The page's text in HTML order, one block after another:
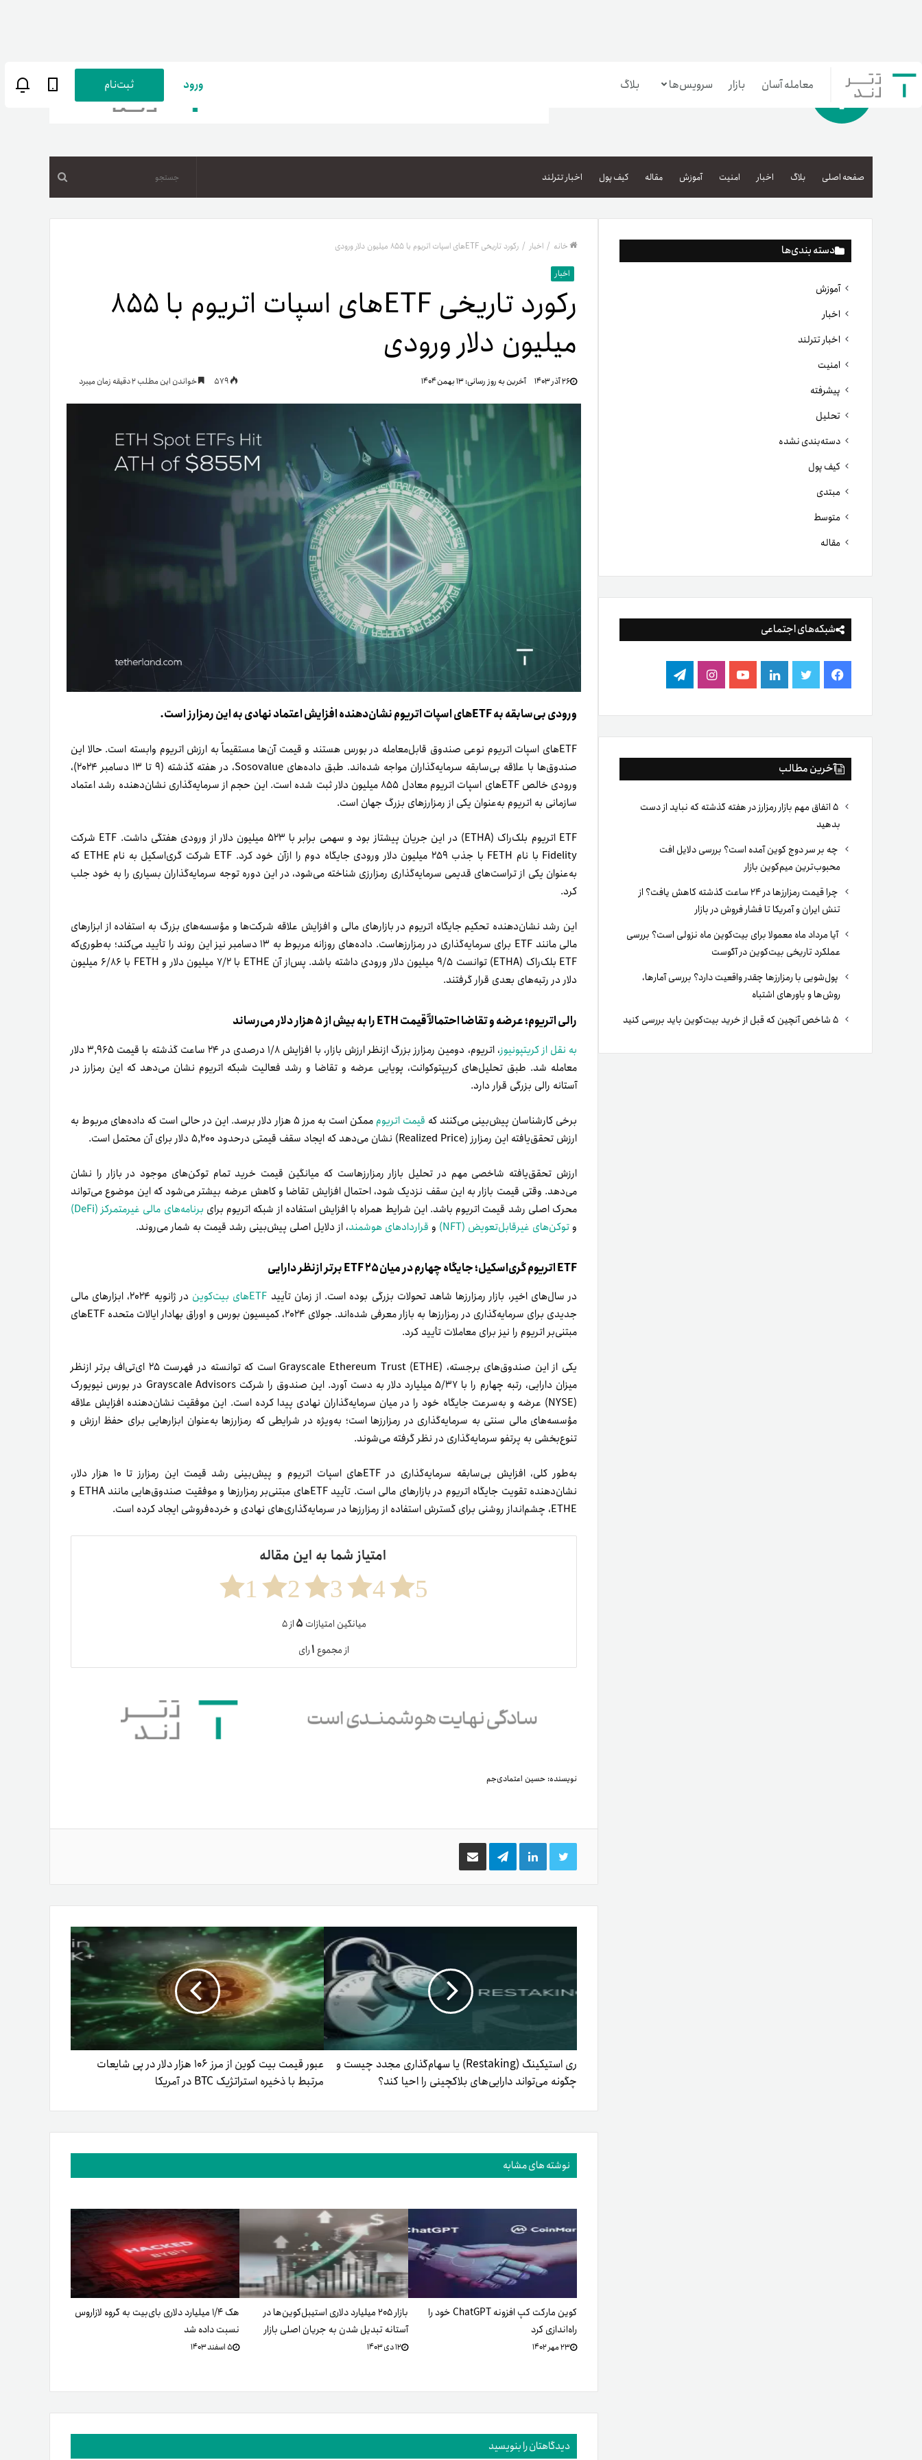
معامله آسان بازار سرویس‌ها
بازار تترلند
سرمایه‌گذاری آسان
پاداش کیف‌پول تومانی
مهر تترلند
بلاگ
زبان پارسی
حساب‌های بانکی
ورود ثبت‌نام
صفحه اصلی بلاگ اخبار امنیت آموزش مقاله کیف پول اخبار تترلند
دسته بندی‌ها
آموزش
اخبار
اخبار تترلند
امنیت
پیشرفته
تحلیل
دسته‌بندی نشده
کیف پول
مبتدی
متوسط
مقاله
شبکه‌های اجتماعی
فیس
بوک
توییتر لینکدینیوتیوباینستاگرام
تلگرام
آخرین مطالب
۵ اتفاق مهم بازار رمزارز در هفته گذشته که نباید از دست
بدهید
چه بر سر دوج کوین آمده است؟ بررسی دلایل افت
محبوب‌ترین میم‌کوین بازار
چرا قیمت رمزارزها در ۲۴ ساعت گذشته کاهش یافت؟ از
تنش ایران و آمریکا تا فشار فروش در بازار
آیا مرداد ماه معمولا برای بیت‌کوین ماه نزولی است؟ بررسی
عملکرد تاریخی بیت‌کوین در آگوست
پول‌شویی با رمزارزها چقدر واقعیت دارد؟ بررسی آمارها،
روش‌ها و باورهای اشتباه
خانه / اخبار / رکورد تاریخی ETFهای اسپات اتریوم با ۸۵۵ میلیون دلار ورودی
اخبار
رکورد تاریخی ETFهای اسپات اتریوم با ۸۵۵
میلیون دلار ورودی
۲۶ آذر ۱۴۰۳ آخرین به روز رسانی:۱۳ بهمن ۱۴۰۴ خواندن این مطلب 2 دقیقه زمان میبرد
ورودی بی‌سابقه به ETFهای اسپات اتریوم نشان‌دهنده افزایش اعتماد نهادی به این رمزارز است.
ETFهای اسپات اتریوم نوعی صندوق قابل‌معامله در بورس هستند و قیمت آن‌ها مستقیماً به ارزش اتریوم وابسته است. حالا این
صندوق‌ها با علاقه بی‌سابقه سرمایه‌گذاران مواجه شده‌اند. طبق داده‌های Sosovalue، در هفته گذشته (۹ تا ۱۳ دسامبر ۲۰۲۴)،
ورودی خالص ETFهای اسپات اتریوم معادل ۸۵۵ میلیون دلار ثبت شده است. این حجم از سرمایه‌گذاری نشان‌دهنده رشد اعتماد
سازمانی به اتریوم به‌عنوان یکی از رمزارزهای بزرگ‌ جهان است.
ETF اتریوم بلک‌راک (ETHA) در این جریان پیشتاز بود و سهمی برابر با ۵۲۳ میلیون دلار از ورودی هفتگی داشت. ETF شرکت
Fidelity با نام FETH با جذب ۲۵۹ میلیون دلار ورودی جایگاه دوم را ازآن خود کرد. ETF شرکت گری‌اسکیل به نام ETHE که
به‌عنوان یکی از تراست‌های قدیمی‌ سرمایه‌گذاری رمزارزی شناخته می‌شود، در این دوره توجه سرمایه‌گذاران بسیاری را به خود جلب
کرد.
این رشد نشان‌دهنده تحکیم جایگاه اتریوم در بازارهای مالی و افزایش علاقه شرکت‌ها و مؤسسه‌های بزرگ به استفاده از ابزارهای
مالی مانند ETF برای سرمایه‌گذاری در رمزارزهاست. داده‌های روزانه مربوط به ۱۳ دسامبر نیز این روند را تأیید می‌کند؛ به‌طوری‌که
ETF بلک‌راک (ETHA) توانست ۹/۵ میلیون دلار ورودی داشته باشد. پس‌از آن ETHE با ۷/۲ میلیون دلار و FETH با ۶/۸۶ میلیون
دلار در رتبه‌های بعدی قرار گرفتند.
رالی اتریوم؛ عرضه و تقاضا احتمالاً قیمت ETH را به بیش از ۵ هزار دلار می‌رساند
به نقل از کریتپونیوز
، اتریوم، دومین رمزارز بزرگ از‌نظر ارزش بازار، با افزایش ۱/۸ درصدی در ۲۴ ساعت گذشته با قیمت ۳,۹۶۵ دلار
معامله شد. طبق تحلیل‌های کریپتوکوانت‌، پویایی عرضه و تقاضا و رشد فعالیت شبکه اتریوم نشان می‌دهد که این رمزارز در
آستانه رالی بزرگی قرار دارد.
برخی کارشناسان پیش‌بینی می‌کنند که قیمت اتریوم
ممکن است به مرز ۵ هزار دلار برسد. این در حالی‌ است که داده‌های مربوط به
ارزش تحقق‌یافته این رمزارز (Realized Price) نشان می‌دهد که ایجاد سقف قیمتی درحدود ۵,۲۰۰ دلار برای آن محتمل است.
ارزش تحقق‌یافته شاخصی مهم در تحلیل بازار رمزارزهاست که میانگین قیمت خرید تمام توکن‌های موجود در بازار را نشان
می‌دهد. وقتی قیمت بازار به این سقف نزدیک شود، احتمال افزایش تقاضا و کاهش عرضه بیشتر می‌شود که این موضوع می‌تواند
محرک اصلی رشد قیمت اتریوم باشد. این شرایط همراه با افزایش استفاده از شبکه اتریوم برای برنامه‌های مالی غیرمتمرکز (DeFi)
و توکن‌های غیرقابل‌تعویض (NFT) و قراردادهای هوشمند، از دلایل اصلی پیش‌بینی رشد قیمت به شمار می‌روند.
ETF اتریوم گری‌اسکیل؛ جایگاه چهارم در میان ۲۵ ETF برتر از‌نظر دارایی
در سال‌های اخیر، بازار رمزارزها شاهد تحولات بزرگی بوده است. از زمان تأیید ETFهای بیت‌کوین
در ژانویه ۲۰۲۴، ابزارهای مالی
جدیدی برای سرمایه‌گذاری در رمزارزها به بازار معرفی شده‌اند. جولای ۲۰۲۴، کمیسیون بورس و اوراق بهادار ایالات متحده ETFهای
مبتنی‌بر اتریوم را نیز برای معاملات تأیید کرد.
یکی از این صندوق‌های برجسته، Grayscale Ethereum Trust (ETHE) است که توانسته در فهرست ۲۵ ای‌تی‌اف برتر از‌نظر
میزان دارایی، رتبه چهارم را با ۵/۳۷ میلیارد دلار به دست آورد. این صندوق را شرکت Grayscale Advisors در بورس نیویورک
(NYSE) عرضه و به‌سرعت جایگاه خود را در میان سرمایه‌گذاران نهادی پیدا کرده است. این موفقیت نشان‌دهنده افزایش علاقه
مؤسسه‌های مالی سنتی به سرمایه‌گذاری در رمزارزها است؛ به‌ویژه در شرایطی که رمزارزها به‌عنوان ابزارهایی برای حفظ ارزش و
تنوع‌بخشی به پرتفو سرمایه‌گذاری در نظر گرفته می‌شوند.
به‌طور کلی، افزایش بی‌سابقه سرمایه‌گذاری در ETFهای اسپات اتریوم و پیش‌بینی رشد قیمت این رمزارز تا ۱۰ هزار دلار،
نشان‌دهنده تقویت جایگاه اتریوم در بازارهای مالی است. تأیید ETFهای مبتنی‌بر رمزارزها و موفقیت صندوق‌هایی مانند ETHA و
ETHE، چشم‌انداز روشنی برای گسترش استفاده از رمزارزها در سرمایه‌گذاری‌های نهادی و خرده‌فروشی ایجاد کرده است.
امتیاز شما به این مقاله
5
4
3
2
1
میانگین امتیازات ۵از ۵
از مجموع۱رای
نویسنده: حسین اعتمادی‌جم
توییتر لینکدینتلگرام اشتراک
گذاری
ایمیل
ری استیکینگ (Restaking) یا سهام‌گذاری مجدد چیست و
چگونه می‌تواند دارایی‌های بلاکچینی را احیا کند؟
عبور قیمت بیت کوین از مرز ۱۰۶ هزار دلار در پی شایعات
مرتبط با ذخیره استراتژیک BTC در آمریکا
نوشته های مشابه
کوین مارکت کپ افزونه ChatGPT خود را
راه‌اندازی کرد
۲۳ مهر ۱۴۰۲
بازار ۲۰۵ میلیارد دلاری استیبل‌کوین‌‌ها در
آستانه تبدیل شدن به جریان اصلی بازار
۱۲ دی ۱۴۰۳
هک ۱/۴ میلیارد دلاری بای‌بیت به گروه لازاروس
نسبت داده شد
۵ اسفند ۱۴۰۳
دیدگاهتان را بنویسید